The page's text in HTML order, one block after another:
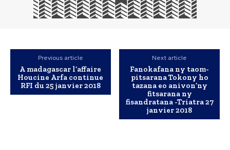
Previous article
A madagascar l’affaire
Houcine Arfa continue
RFI du 25 janvier 2018
Next article
Fanokafana ny taom-
pitsarana Tokony ho
tazana eo anivon’ny
fitsarana ny
fisandratana -Triatra 27
janvier 2018